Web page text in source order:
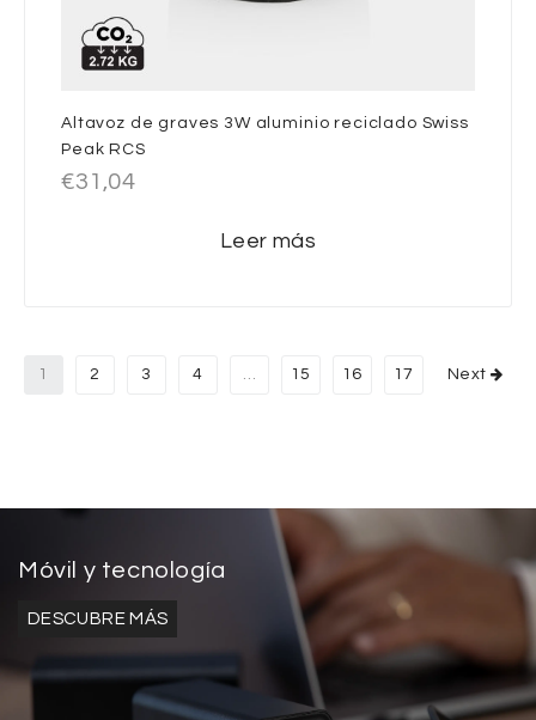
Altavoz de graves 3W aluminio reciclado Swiss
Peak RCS
€31,04
Leer más
1 2 3 4 … 15 16 17 Next
Móvil y tecnología
DESCUBRE MÁS